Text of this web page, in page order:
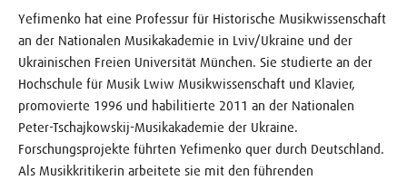
Yefimenko hat eine Professur für Historische Musikwissenschaft
an der Nationalen Musikakademie in Lviv/Ukraine und der
Ukrainischen Freien Universität München. Sie studierte an der
Hochschule für Musik Lwiw Musikwissenschaft und Klavier,
promovierte 1996 und habilitierte 2011 an der Nationalen
Peter-Tschajkowskij-Musikakademie der Ukraine.
Forschungsprojekte führten Yefimenko quer durch Deutschland.
Als Musikkritikerin arbeitete sie mit den führenden